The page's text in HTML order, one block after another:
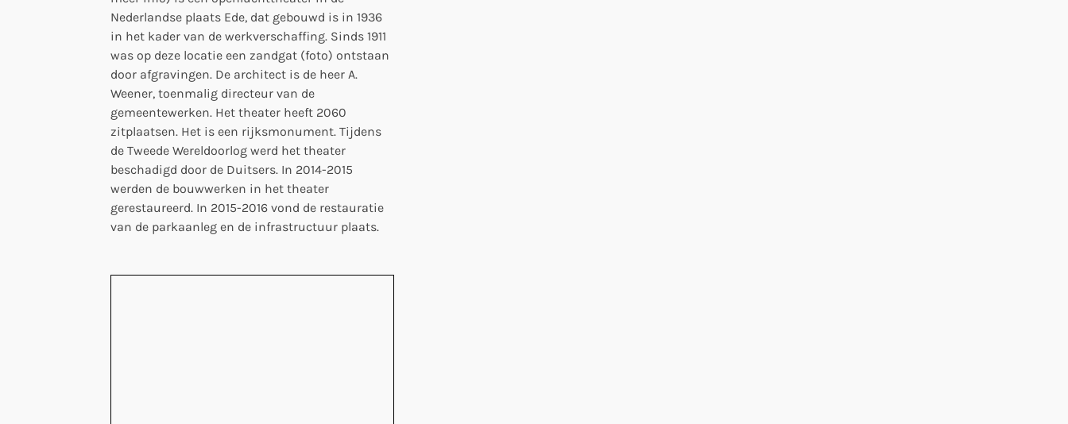
Nederlandse plaats Ede, dat gebouwd is in 1936
in het kader van de werkverschaffing. Sinds 1911
was op deze locatie een zandgat (foto) ontstaan
door afgravingen. De architect is de heer A.
Weener, toenmalig directeur van de
gemeentewerken. Het theater heeft 2060
zitplaatsen. Het is een rijksmonument. Tijdens
de Tweede Wereldoorlog werd het theater
beschadigd door de Duitsers. In 2014-2015
werden de bouwwerken in het theater
gerestaureerd. In 2015-2016 vond de restauratie
van de parkaanleg en de infrastructuur plaats.